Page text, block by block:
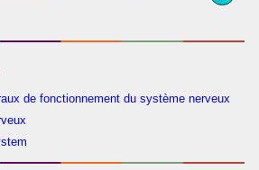
de fonctionnement du système nerveux